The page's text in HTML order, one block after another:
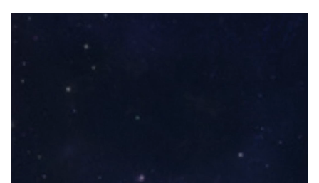
Tocador